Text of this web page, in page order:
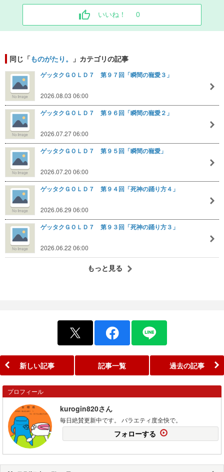
いいね！ 0
同じ「ものがたり。 」カテゴリの記事
ゲッタクＧＯＬＤ７ 第９７回「瞬間の寵愛３」
2026.08.03 06:00
ゲッタクＧＯＬＤ７ 第９６回「瞬間の寵愛２」
2026.07.27 06:00
ゲッタクＧＯＬＤ７ 第９５回「瞬間の寵愛」
2026.07.20 06:00
ゲッタクＧＯＬＤ７ 第９４回「死神の踊り方４」
2026.06.29 06:00
ゲッタクＧＯＬＤ７ 第９３回「死神の踊り方３」
2026.06.22 06:00
もっと見る
新しい記事 記事一覧 過去の記事
プロフィール
kurogin820さん
毎日絶賛更新中です。 バラエティ度全快で。
フォローする